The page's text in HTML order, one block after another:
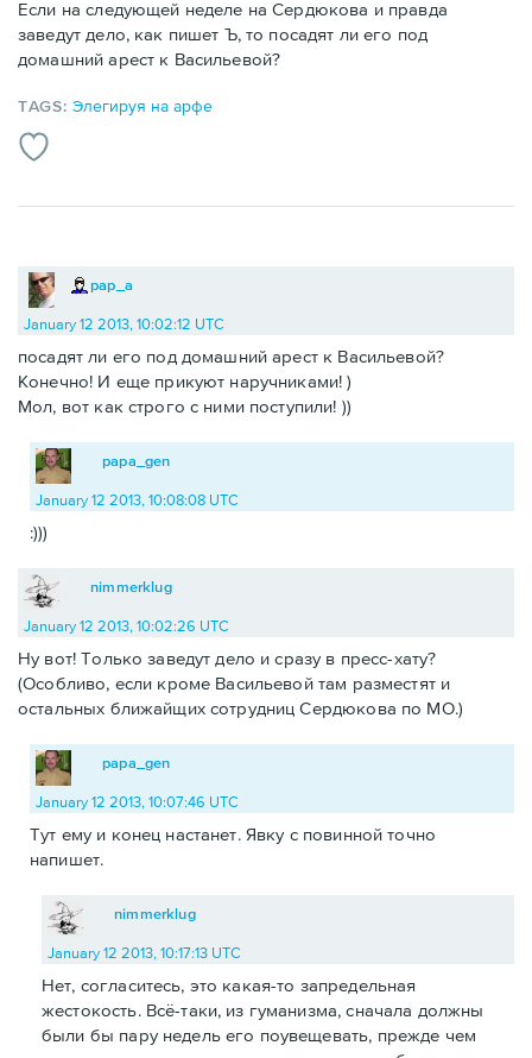
Если на следующей неделе на Сердюкова и правда
заведут дело, как пишет Ъ, то посадят ли его под
домашний арест к Васильевой?
TAGS:Элегируя на арфе
pap_a
January 12 2013, 10:02:12 UTC
посадят ли его под домашний арест к Васильевой?
Конечно! И еще прикуют наручниками! )
Мол, вот как строго с ними поступили! ))
papa_gen
January 12 2013, 10:08:08 UTC
:)))
nimmerklug
January 12 2013, 10:02:26 UTC
Ну вот! Только заведут дело и сразу в пресс-хату?
(Особливо, если кроме Васильевой там разместят и
остальных ближайщих сотрудниц Сердюкова по МО.)
papa_gen
January 12 2013, 10:07:46 UTC
Тут ему и конец настанет. Явку с повинной точно
напишет.
nimmerklug
January 12 2013, 10:17:13 UTC
Нет, согласитесь, это какая-то запредельная
жестокость. Всё-таки, из гуманизма, сначала должны
были бы пару недель его поувещевать, прежде чем